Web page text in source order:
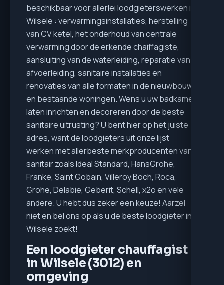
beschikbaar voor allerlei loodgieterswerken in
Wilsele : verwarmingsinstallaties, herstelling
van CV ketel, het onderhoud van centrale
verwarming door de erkende chaiffagiste,
aansluiting van de waterleiding, reparatie van
afvoerleiding, sanitaire installaties en
renovaties van alle formaten in de nieuwbouw
en bestaande woningen. Wens u uw badkamer
laten inrichten en decoreren door de beste
sanitaire uitrusting? U bent hier op het juiste
adres, want de loodgieters uit onze lijst
werken met allerbeste merkproducenten van
sanitair zoals Ideal Standard, HansGrohe,
Franke, Saint Gobain, Villeroy Boch, Roca,
Grohe, Delabie, Geberit, Schell, x2o en vele
andere. U hebt dus zeker een keuze! Aarzel
niet en bel ons op als u de beste loodgieter in
Wilsele zoekt!
Een loodgieter chauffagist
in Wilsele (3012) en
omgeving